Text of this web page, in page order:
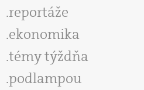
reportáže
ekonomika
témy týždňa
podlampou